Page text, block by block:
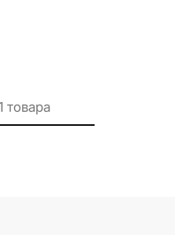
товара